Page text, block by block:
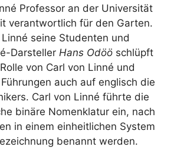
Professor an der Universität
verantwortlich für den Garten.
seine Studenten und
Darsteller Hans Odöö schlüpft
von Carl von Linné und
auch auf englisch die
Carl von Linné führte die
binäre Nomenklatur ein, nach
in einem einheitlichen System
benannt werden.